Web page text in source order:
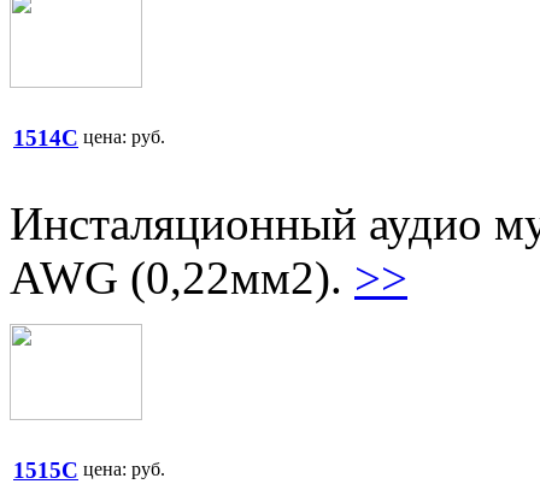
1514C цена: руб.
Инсталяционный аудио
AWG (0,22мм2). >>
1515C цена: руб.